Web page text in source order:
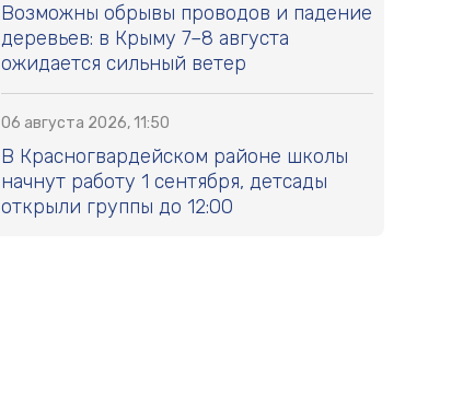
Возможны обрывы проводов и падение
деревьев: в Крыму 7–8 августа
ожидается сильный ветер
06 августа 2026, 11:50
В Красногвардейском районе школы
начнут работу 1 сентября, детсады
открыли группы до 12:00